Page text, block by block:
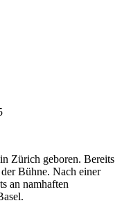
Zürich geboren. Bereits
Bühne. Nach einer
an namhaften